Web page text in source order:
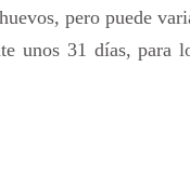
pero puede
unos 31 días, para